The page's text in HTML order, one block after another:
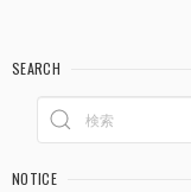
SEARCH
NOTICE